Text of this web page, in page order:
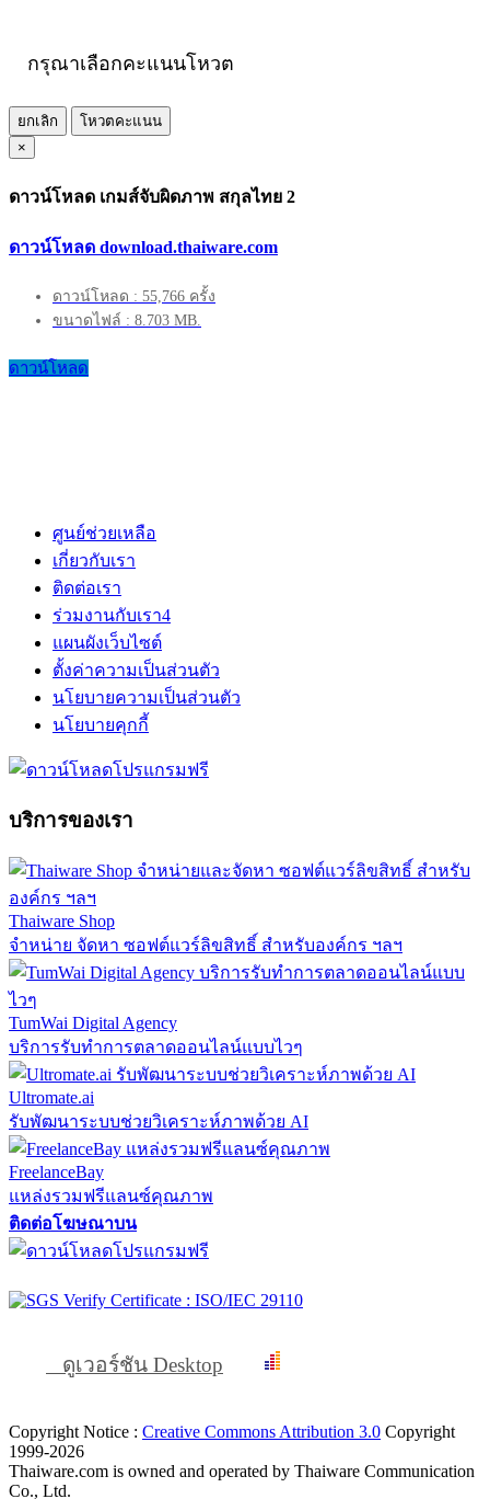
กรุณาเลือกคะแนนโหวต
ยกเลิก
โหวตคะแนน
×
ดาวน์โหลด เกมส์จับผิดภาพ สกุลไทย 2
ดาวน์โหลด download.thaiware.com
ดาวน์โหลด : 55,766 ครั้ง
ขนาดไฟล์ : 8.703 MB.
ดาวน์โหลด
ศูนย์ช่วยเหลือ
เกี่ยวกับเรา
ติดต่อเรา
ร่วมงานกับเรา4
แผนผังเว็บไซต์
ตั้งค่าความเป็นส่วนตัว
นโยบายความเป็นส่วนตัว
นโยบายคุกกี้
บริการของเรา
Thaiware Shop
จำหน่าย จัดหา ซอฟต์แวร์ลิขสิทธิ์ สำหรับองค์กร ฯลฯ
TumWai Digital Agency
บริการรับทำการตลาดออนไลน์แบบไวๆ
Ultromate.ai
รับพัฒนาระบบช่วยวิเคราะห์ภาพด้วย AI
FreelanceBay
แหล่งรวมฟรีแลนซ์คุณภาพ
ติดต่อโฆษณาบน
ดูเวอร์ชัน Desktop
Copyright Notice : Creative Commons Attribution 3.0 Copyright
1999-2026
Thaiware.com is owned and operated by Thaiware Communication
Co., Ltd.